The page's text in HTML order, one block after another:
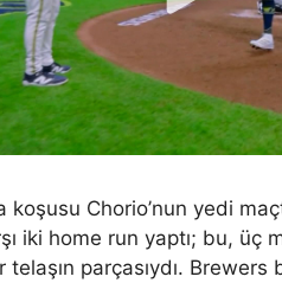
koşusu Chorio’nun yedi
iki home run yaptı; bu, üç
parçasıydı. Brewers